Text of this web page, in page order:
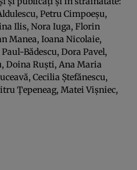
Petru Cimpoeşu,
Ilis, Nora Iuga, Florin
Manea, Ioana Nicolaie,
Bădescu, Dora Pavel,
Doina Ruşti, Ana Maria
Cecilia Ştefănescu,
Ţepeneag, Matei Vişniec,